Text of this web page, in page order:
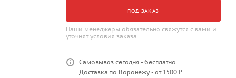
ПОД ЗАКАЗ
Наши менеджеры обязательно свяжутся с вами и
уточнят условия заказа
Самовывоз сегодня - бесплатно
Доставка по Воронежу - от 1500 ₽